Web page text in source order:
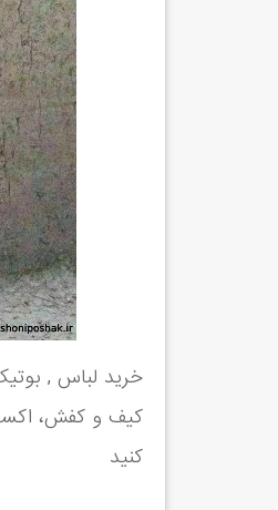
خرید لباس ,
کیف و کفش،
کنید